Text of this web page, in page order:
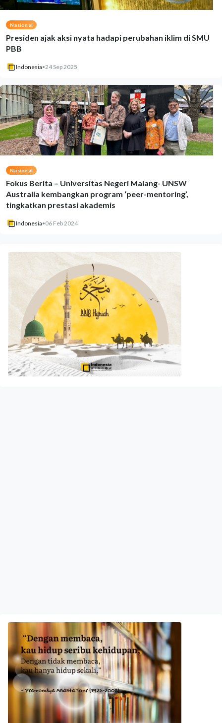
Nasional
Presiden ajak aksi nyata hadapi perubahan iklim di SMU
PBB
Indonesia•24 Sep 2025
Nasional
Fokus Berita – Universitas Negeri Malang- UNSW
Australia kembangkan program ‘peer-mentoring’,
tingkatkan prestasi akademis
Indonesia•06 Feb 2024